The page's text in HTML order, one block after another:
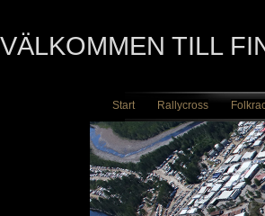
VÄLKOMMEN TILL
Start Rallycross